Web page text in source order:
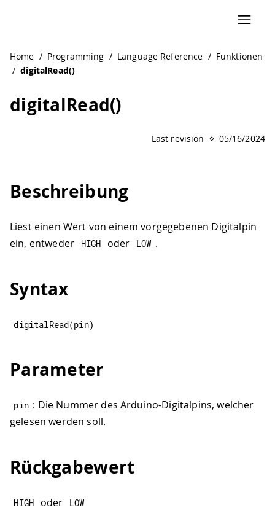
Home / Programming / Language Reference / Funktionen
/ digitalRead()
digitalRead()
Last revision 05/16/2024
Beschreibung
Liest einen Wert von einem vorgegebenen Digitalpin
ein, entweder
HIGH oder LOW .
Syntax
digitalRead(pin)
Parameter
pin : Die Nummer des Arduino-Digitalpins, welcher
gelesen werden soll.
Rückgabewert
HIGH oder LOW